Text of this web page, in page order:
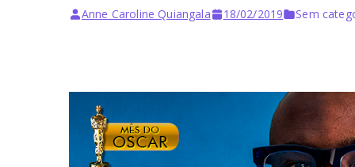
Anne Caroline Quiangala 18/02/2019 Sem